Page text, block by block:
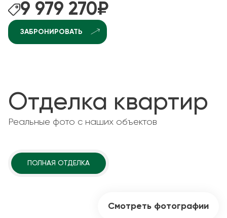
9 979 270₽
ЗАБРОНИРОВАТЬ
Отделка квартир
Реальные фото с наших объектов
ПОЛНАЯ ОТДЕЛКА
Смотреть фотографии